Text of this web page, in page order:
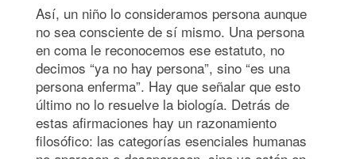
Así, un niño lo consideramos persona aunque
no sea consciente de sí mismo. Una persona
en coma le reconocemos ese estatuto, no
decimos “ya no hay persona”, sino “es una
persona enferma”. Hay que señalar que esto
último no lo resuelve la biología. Detrás de
estas afirmaciones hay un razonamiento
filosófico: las categorías esenciales humanas